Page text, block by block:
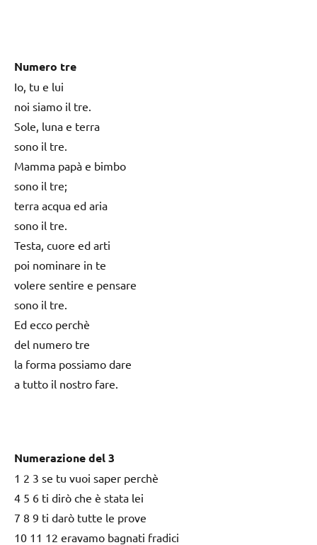
Numero tre
Io, tu e lui
noi siamo il tre.
Sole, luna e terra
sono il tre.
Mamma papà e bimbo
sono il tre;
terra acqua ed aria
sono il tre.
Testa, cuore ed arti
poi nominare in te
volere sentire e pensare
sono il tre.
Ed ecco perchè
del numero tre
la forma possiamo dare
a tutto il nostro fare.
Numerazione del 3
1 2 3 se tu vuoi saper perchè
4 5 6 ti dirò che è stata lei
7 8 9 ti darò tutte le prove
10 11 12 eravamo bagnati fradici